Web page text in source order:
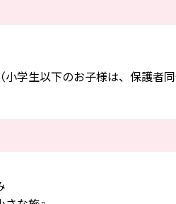
学生以下のお子様は、保護者同